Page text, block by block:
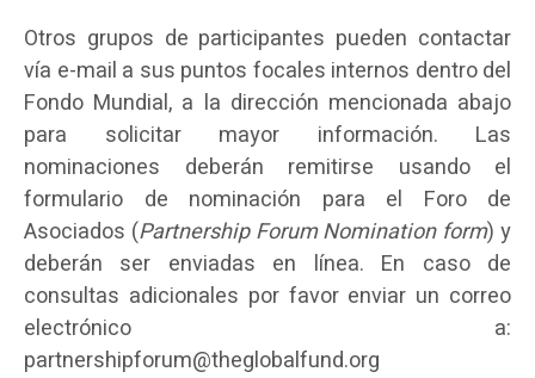
Otros grupos de participantes pueden contactar
vía e-mail a sus puntos focales internos dentro del
Fondo Mundial, a la dirección mencionada abajo
para solicitar mayor información. Las
nominaciones deberán remitirse usando el
formulario de nominación para el Foro de
Asociados (Partnership Forum Nomination form) y
deberán ser enviadas en línea. En caso de
consultas adicionales por favor enviar un correo
electrónico a:
partnershipforum@theglobalfund.org